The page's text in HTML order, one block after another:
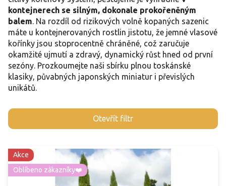
kontejnerech se silným, dokonale prokořeněným
balem . Na rozdíl od rizikových volně kopaných sazenic
máte u kontejnerovaných rostlin jistotu, že jemné vlasové
kořínky jsou stoprocentně chráněné, což zaručuje
okamžité ujmutí a zdravý, dynamický růst hned od první
sezóny. Prozkoumejte naši sbírku plnou toskánské
klasiky, půvabných japonských miniatur i převislých
unikátů.
Otevřít filtr
V
ý
i
r
Akce
Oblíbeno zákazníky❤️